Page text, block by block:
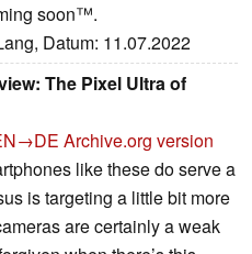
soon™.
Datum: 11.07.2022
The Pixel Ultra of
Archive.org version
like these do serve a
is targeting a little bit more
are certainly a weak